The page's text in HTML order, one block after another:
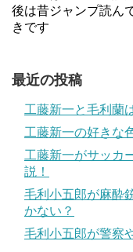
後は昔ジャンプ読ん
きです
最近の投稿
工藤新一と毛利蘭
工藤新一の好きな
工藤新一がサッカ
説！
毛利小五郎が麻酔
かない？
毛利小五郎が警察